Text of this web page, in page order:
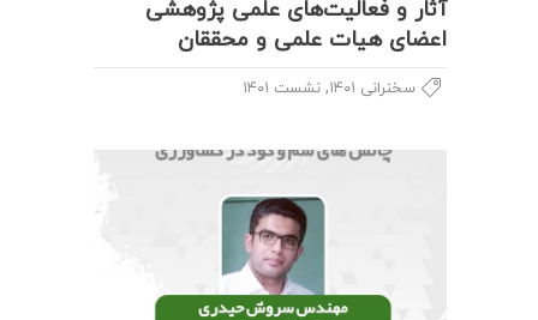
آثار و فعالیت‌های علمی پژوهشی
اعضای هیات علمی و محققان
سخنرانی ۱۴۰۱ , نشست ۱۴۰۱